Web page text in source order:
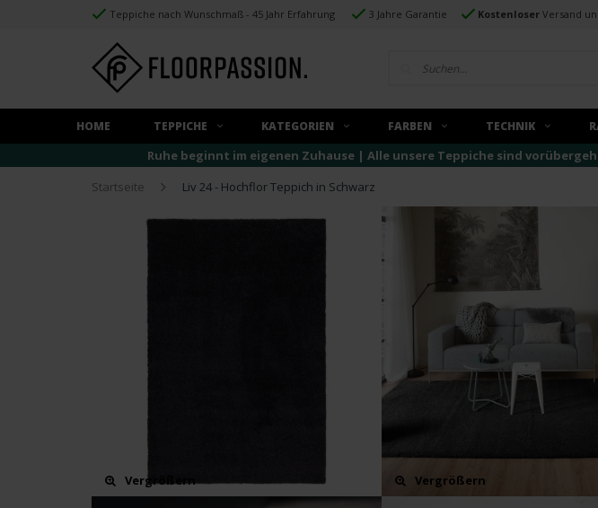
Teppiche nach Wunschmaß - 45 Jahr Erfahrung 3 Jahre Garantie Kostenloser Versand
HOME TEPPICHE KATEGORIEN FARBEN TECHNIK
Ruhe beginnt im eigenen Zuhause | Alle unsere Teppiche sind
Startseite
Liv 24 - Hochflor Teppich in Schwarz
Vergrößern Vergrößern